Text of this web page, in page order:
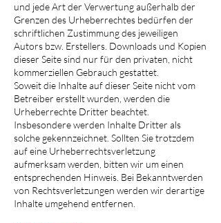
und jede Art der Verwertung außerhalb der
Grenzen des Urheberrechtes bedürfen der
schriftlichen Zustimmung des jeweiligen
Autors bzw. Erstellers. Downloads und Kopien
dieser Seite sind nur für den privaten, nicht
kommerziellen Gebrauch gestattet.
Soweit die Inhalte auf dieser Seite nicht vom
Betreiber erstellt wurden, werden die
Urheberrechte Dritter beachtet.
Insbesondere werden Inhalte Dritter als
solche gekennzeichnet. Sollten Sie trotzdem
auf eine Urheberrechtsverletzung
aufmerksam werden, bitten wir um einen
entsprechenden Hinweis. Bei Bekanntwerden
von Rechtsverletzungen werden wir derartige
Inhalte umgehend entfernen.